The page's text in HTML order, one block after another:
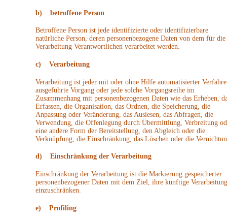
b) betroffene Person
Betroffene Person ist jede identifizierte oder identifizierbare
natürliche Person, deren personenbezogene Daten von dem für die
Verarbeitung Verantwortlichen verarbeitet werden.
c) Verarbeitung
Verarbeitung ist jeder mit oder ohne Hilfe automatisierter
ausgeführte Vorgang oder jede solche Vorgangsreihe im
Zusammenhang mit personenbezogenen Daten wie das Erheben,
Erfassen, die Organisation, das Ordnen, die Speicherung, die
Anpassung oder Veränderung, das Auslesen, das Abfragen, die
Verwendung, die Offenlegung durch Übermittlung, Verbreitung
eine andere Form der Bereitstellung, den Abgleich oder die
Verknüpfung, die Einschränkung, das Löschen oder die
d) Einschränkung der Verarbeitung
Einschränkung der Verarbeitung ist die Markierung gespeicherter
personenbezogener Daten mit dem Ziel, ihre künftige Verarbeitung
einzuschränken.
e) Profiling